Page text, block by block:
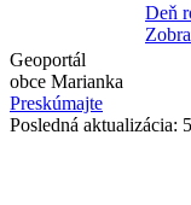
Deň
Geoportál
obce Marianka
Preskúmajte
Posledná aktualizácia: